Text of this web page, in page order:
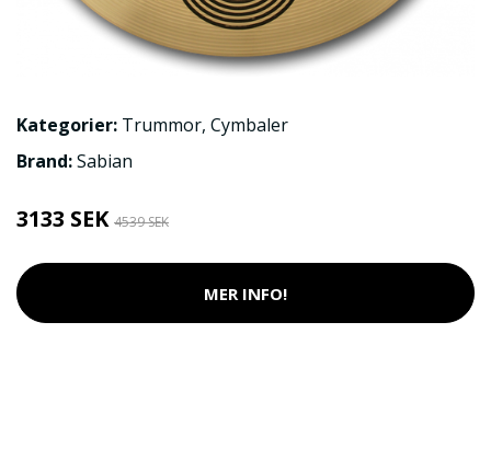
Kategorier: Trummor, Cymbaler
Brand:Sabian
3133 SEK 4539 SEK
MER INFO!